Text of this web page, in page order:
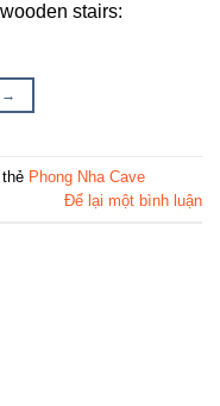
stairs:
→
Phong Nha Cave
Để lại một bình luận